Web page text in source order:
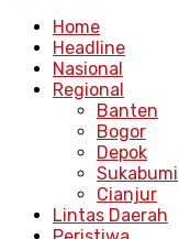
Home
Headline
Nasional
Regional
Banten
Bogor
Depok
Sukabumi
Cianjur
Lintas Daerah